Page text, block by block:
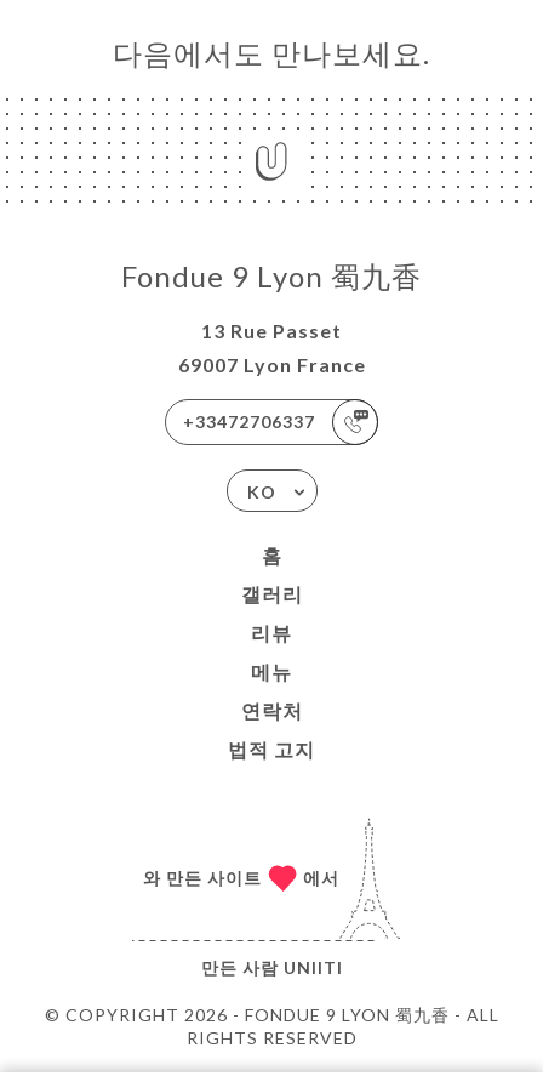
다음에서도 만나보세요.
Fondue 9 Lyon 蜀九香
13 Rue Passet
69007 Lyon France
+33472706337
KO
홈
갤러리
리뷰
메뉴
연락처
법적 고지
© COPYRIGHT 2026 - FONDUE 9 LYON 蜀九香 - ALL
RIGHTS RESERVED
와 만든 사이트 에서
만든 사람 UNIITI